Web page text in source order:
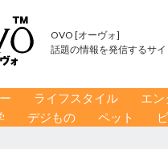
OVO [オーヴォ]
話題の情報を発信するサイ
ライフスタイル エン
デジもの ペット